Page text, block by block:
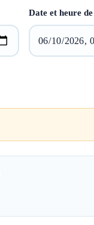
Date et heure